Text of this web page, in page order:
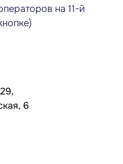
на 11-й
6